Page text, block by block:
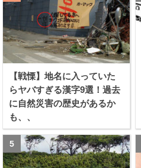
【戦慄】地名に入っていた
らヤバすぎる漢字9選！過去
に自然災害の歴史があるか
も、、